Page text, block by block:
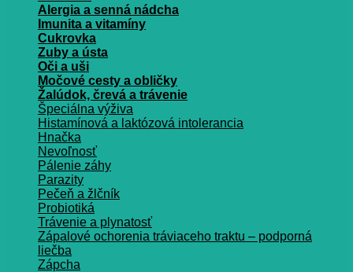
Alergia a senná nádcha
Imunita a vitamíny
Cukrovka
Zuby a ústa
Oči a uši
Močové cesty a obličky
Žalúdok, črevá a trávenie
Špeciálna výživa
Histamínová a laktózová intolerancia
Hnačka
Nevoľnosť
Pálenie záhy
Parazity
Pečeň a žlčník
Probiotiká
Trávenie a plynatosť
Zápalové ochorenia tráviaceho traktu – podporná
liečba
Zápcha